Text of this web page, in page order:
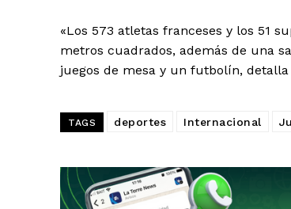
«Los 573 atletas franceses y los 51
metros cuadrados, además de una
juegos de mesa y un futbolín, detalla
TAGS deportes Internacional